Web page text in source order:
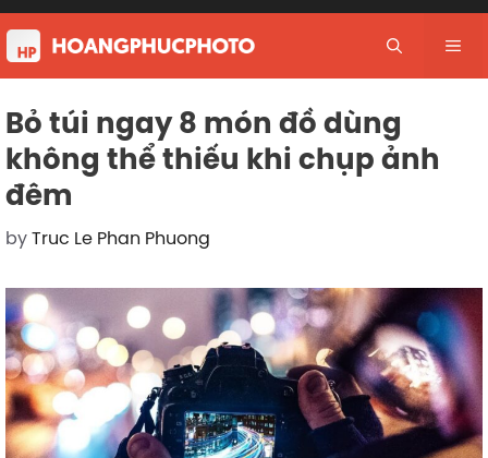
Skip
to
content
Bỏ túi ngay 8 món đồ dùng
không thể thiếu khi chụp ảnh
đêm
byTruc Le Phan Phuong